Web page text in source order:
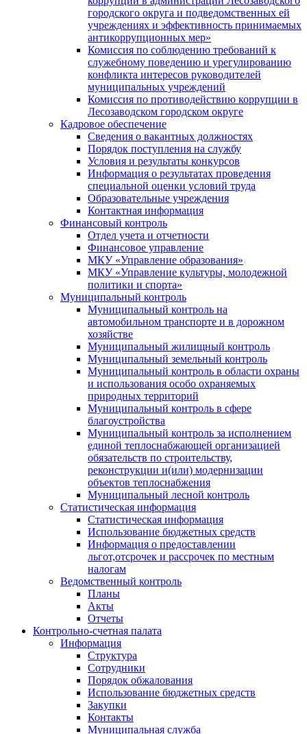
городского округа и подведомственных ей
учреждениях и эффективность принимаемых
антикоррупционных мер»
Комиссия по соблюдению требований к
служебному поведению и урегулированию
конфликта интересов руководителей
муниципальных учреждений
Комиссия по противодействию коррупции в
Лесозаводском городском округе
Кадровое обеспечение
Сведения о вакантных должностях
Порядок поступления на службу
Условия и результаты конкурсов
Информация о результатах проведения
специальной оценки условий труда
Образовательные учреждения
Контактная информация
Финансовый контроль
Отдел учета и отчетности
Финансовое управление
МКУ «Управление образования»
МКУ «Управление культуры, молодежной
политики и спорта»
Муниципальный контроль
Муниципальный контроль на
автомобильном транспорте и в дорожном
хозяйстве
Муниципальный жилищный контроль
Муниципальный земельный контроль
Муниципальный контроль в области охраны
и использования особо охраняемых
природных территорий
Муниципальный контроль в сфере
благоустройства
Муниципальный контроль за исполнением
единой теплоснабжающей организацией
обязательств по строительству,
реконструкции и(или) модернизации
объектов теплоснабжения
Муниципальный лесной контроль
Статистическая информация
Статистическая информация
Использование бюджетных средств
Информация о предоставлении
льгот,отсрочек и рассрочек по местным
налогам
Ведомственный контроль
Планы
Акты
Отчеты
Контрольно-счетная палата
Информация
Структура
Сотрудники
Порядок обжалования
Использование бюджетных средств
Закупки
Контакты
Муниципальная служба